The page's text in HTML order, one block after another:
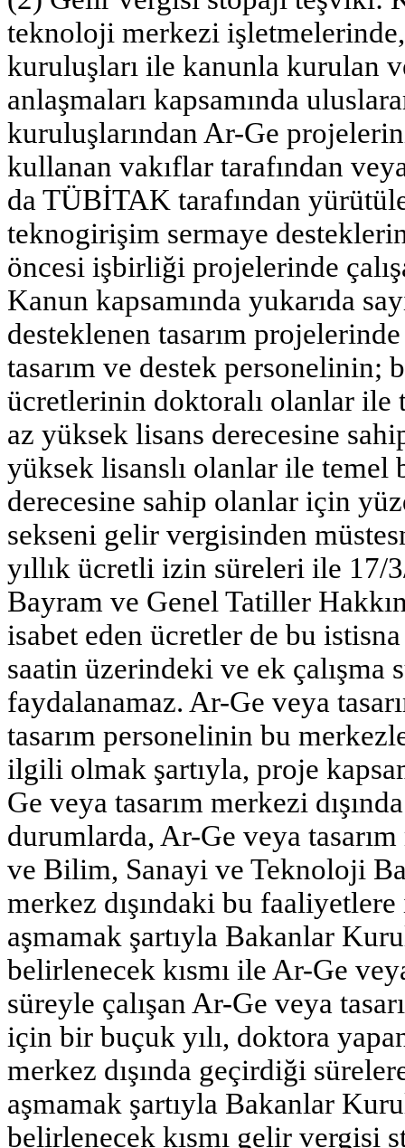
teknoloji merkezi
kuruluşları ile kanunla kurulan
anlaşmaları kapsamında
kuruluşlarından Ar-Ge
kullanan vakıflar tarafından
da TÜBİTAK tarafından
teknogirişim sermaye
öncesi işbirliği projelerinde
Kanun kapsamında yukarıda
desteklenen tasarım
tasarım ve destek personelinin;
ücretlerinin doktoralı olanlar ile
az yüksek lisans derecesine
yüksek lisanslı olanlar ile
derecesine sahip olanlar için
sekseni gelir vergisinden
yıllık ücretli izin süreleri ile 17/
Bayram ve Genel Tatiller
isabet eden ücretler de bu
saatin üzerindeki ve ek
faydalanamaz. Ar-Ge veya
tasarım personelinin bu
ilgili olmak şartıyla, proje
Ge veya tasarım merkezi
durumlarda, Ar-Ge veya
ve Bilim, Sanayi ve Teknoloji
merkez dışındaki bu
aşmamak şartıyla Bakanlar
belirlenecek kısmı ile Ar-Ge
süreyle çalışan Ar-Ge veya
için bir buçuk yılı, doktora
merkez dışında geçirdiği
aşmamak şartıyla Bakanlar
belirlenecek kısmı gelir vergisi